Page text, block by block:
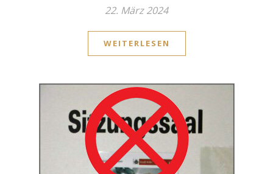
22. März 2024
WEITERLESEN